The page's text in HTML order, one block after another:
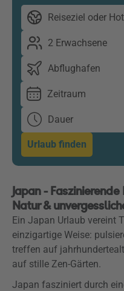
Reiseziel oder
2 Erwachsene
Abflughafen
Zeitraum
Dauer
Urlaub finden
Japan -
Natur &
Ein Japan Urlaub vereint
einzigartige Weise:
treffen auf
auf stille Zen-Gärten.
Japan fasziniert durch